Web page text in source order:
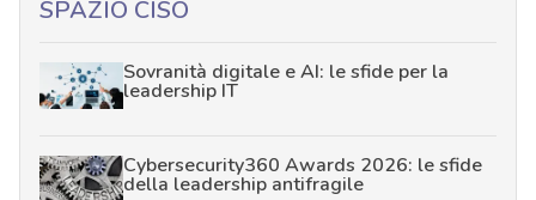
SPAZIO CISO
Sovranità digitale e AI: le sfide per la
leadership IT
Cybersecurity360 Awards 2026: le sfide
della leadership antifragile